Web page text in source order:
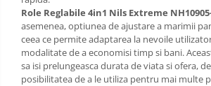
Role Reglabile 4in1 Nils Extreme
asemenea, optiunea de ajustare a marimii
ceea ce permite adaptarea la nevoile
modalitate de a economisi timp si bani.
sa isi prelungeasca durata de viata si ofera,
posibilitatea de a le utiliza pentru mai multe